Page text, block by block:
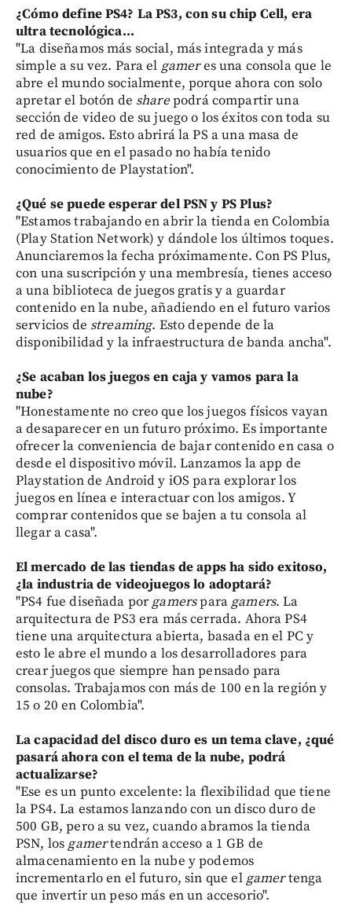
¿Cómo define PS4? La PS3, con su chip Cell, era
ultra tecnológica...
"La diseñamos más social, más integrada y más
simple a su vez. Para el gameres una consola que le
abre el mundo socialmente, porque ahora con solo
apretar el botón de sharepodrá compartir una
sección de video de su juego o los éxitos con toda su
red de amigos. Esto abrirá la PS a una masa de
usuarios que en el pasado no había tenido
conocimiento de Playstation".
¿Qué se puede esperar del PSN y PS Plus?
"Estamos trabajando en abrir la tienda en Colombia
(Play Station Network) y dándole los últimos toques.
Anunciaremos la fecha próximamente. Con PS Plus,
con una suscripción y una membresía, tienes acceso
a una biblioteca de juegos gratis y a guardar
contenido en la nube, añadiendo en el futuro varios
servicios de streaming. Esto depende de la
disponibilidad y la infraestructura de banda ancha".
¿Se acaban los juegos en caja y vamos para la
nube?
"Honestamente no creo que los juegos físicos vayan
a desaparecer en un futuro próximo. Es importante
ofrecer la conveniencia de bajar contenido en casa o
desde el dispositivo móvil. Lanzamos la app de
Playstation de Android y iOS para explorar los
juegos en línea e interactuar con los amigos. Y
comprar contenidos que se bajen a tu consola al
llegar a casa".
El mercado de las tiendas de apps ha sido exitoso,
¿la industria de videojuegos lo adoptará?
"PS4 fue diseñada por gamerspara gamers. La
arquitectura de PS3 era más cerrada. Ahora PS4
tiene una arquitectura abierta, basada en el PC y
esto le abre el mundo a los desarrolladores para
crear juegos que siempre han pensado para
consolas. Trabajamos con más de 100 en la región y
15 o 20 en Colombia".
La capacidad del disco duro es un tema clave, ¿qué
pasará ahora con el tema de la nube, podrá
actualizarse?
"Ese es un punto excelente: la flexibilidad que tiene
la PS4. La estamos lanzando con un disco duro de
500 GB, pero a su vez, cuando abramos la tienda
PSN, los gamertendrán acceso a 1 GB de
almacenamiento en la nube y podemos
incrementarlo en el futuro, sin que el gamertenga
que invertir un peso más en un accesorio".